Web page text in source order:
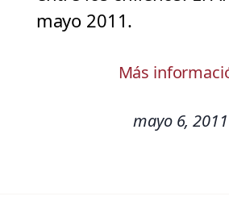
mayo 2011.
Más
mayo 6, 2011